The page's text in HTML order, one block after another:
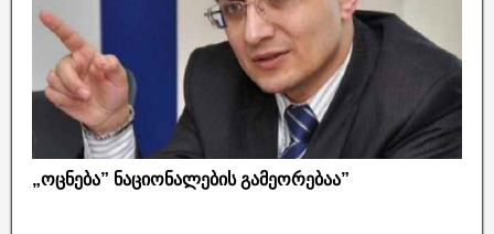
„ოცნება” ნაციონალების გამეორებაა”